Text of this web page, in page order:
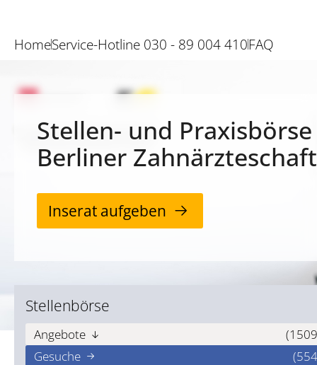
HomeService-Hotline 030 - 89 004 410FAQ
Stellen- und
Berliner Zahnärzteschaft
Inserat aufgeben
Stellenbörse
Angebote
Gesuche